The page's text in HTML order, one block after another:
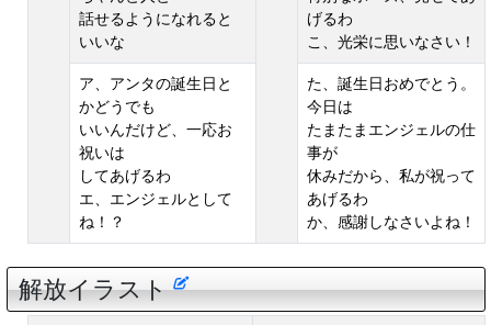
話せるようになれると
いいな
げるわ
こ、光栄に思いなさい！
ア、アンタの誕生日と
かどうでも
いいんだけど、一応お
祝いは
してあげるわ
エ、エンジェルとして
ね！？
た、誕生日おめでとう。
今日は
たまたまエンジェルの仕
事が
休みだから、私が祝って
あげるわ
か、感謝しなさいよね！
解放イラスト